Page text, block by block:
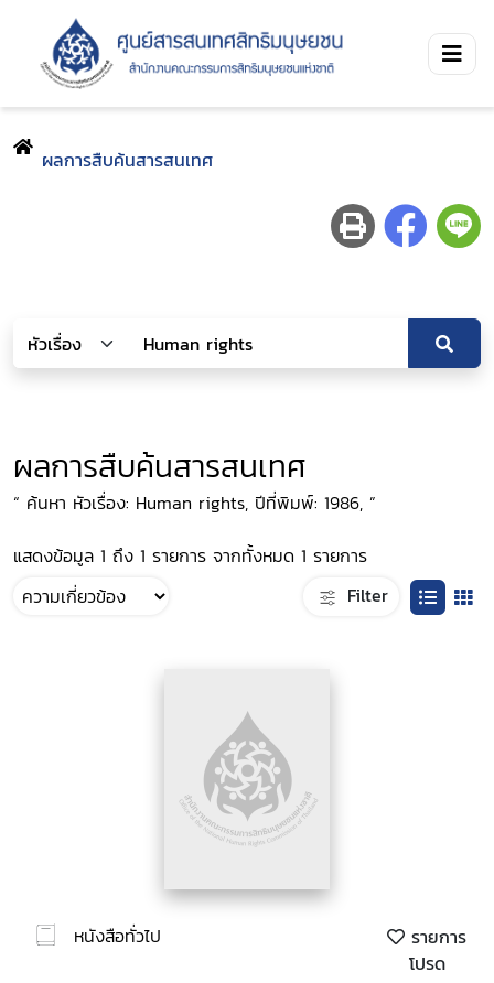
ผลการสืบค้นสารสนเทศ
ผลการสืบค้นสารสนเทศ
“ ค้นหา หัวเรื่อง: Human rights, ปีที่พิมพ์: 1986, ”
แสดงข้อมูล 1 ถึง 1 รายการ จากทั้งหมด 1 รายการ
Filter
หนังสือทั่วไป
รายการ
โปรด